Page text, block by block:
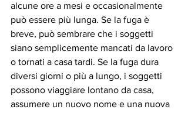
alcune ore a mesi e occasionalmente
può essere più lunga. Se la fuga è
breve, può sembrare che i soggetti
siano semplicemente mancati da lavoro
o tornati a casa tardi. Se la fuga dura
diversi giorni o più a lungo, i soggetti
possono viaggiare lontano da casa,
assumere un nuovo nome e una nuova